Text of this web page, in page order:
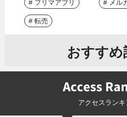
# フリマアプリ # メル
# 転売
おすすめ
アクセスラン